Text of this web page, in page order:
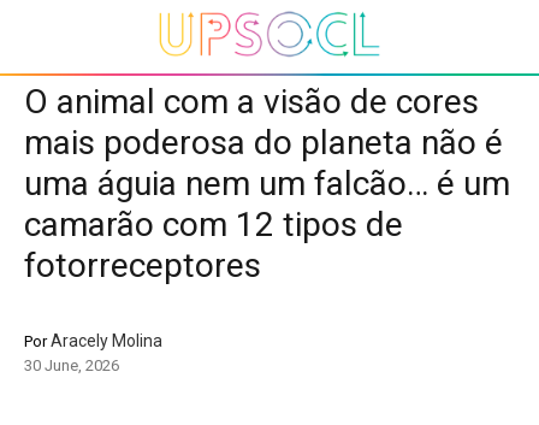
O animal com a visão de cores
mais poderosa do planeta não é
uma águia nem um falcão… é um
camarão com 12 tipos de
fotorreceptores
PorAracely Molina
30 June, 2026